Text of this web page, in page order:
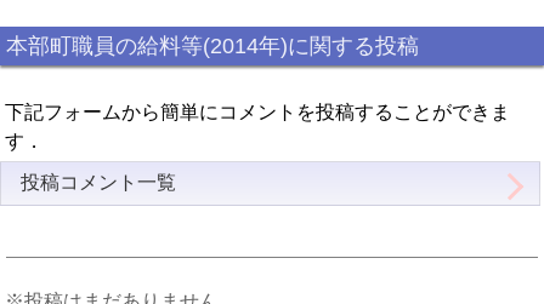
本部町職員の給料等(2014年)に関する投稿
下記フォームから簡単にコメントを投稿することができま
す．
投稿コメント一覧